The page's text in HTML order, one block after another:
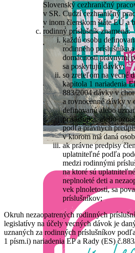
Slovenský cezhraničný
v SR. Cudzí cezhraničný
v inom členskom štáte EÚ a
rodinný príslušník znamená:
každú osobu
rodinného
domácnosti právnymi
sa poskytujú dávky;
so zreteľom na vecné
kapitola 1 nariadenia
883/2004 dávky v
a rovnocenné dávky v
definovanú alebo
príslušníka, alebo
podľa právnych
v ktorom má daná
ak právne predpisy
uplatniteľné podľa
medzi rodinnými
na ktoré sú
neplnoleté deti a
vek plnoletosti, sa
príslušníkov;
Okruh nezaopatrených rodinných
legislatívy na účely vecných dávok je
uznaných za rodinných príslušníkov
1 písm.i) nariadenia EP a Rady (ES)